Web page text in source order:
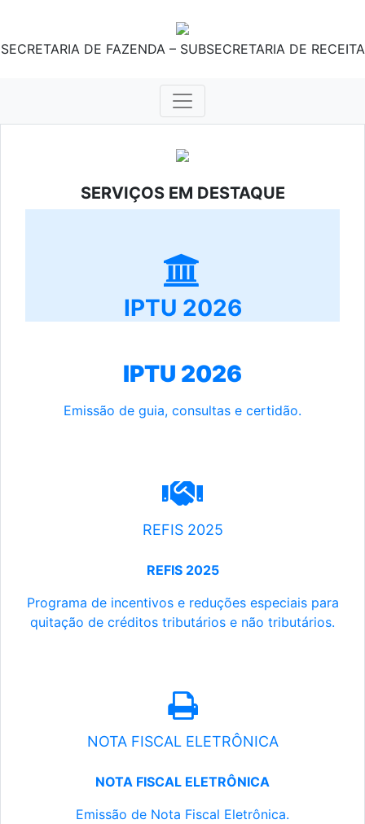
SECRETARIA DE FAZENDA – SUBSECRETARIA DE RECEITA
SERVIÇOS EM DESTAQUE
IPTU 2026
IPTU 2026
Emissão de guia, consultas e certidão.
REFIS 2025
REFIS 2025
Programa de incentivos e reduções especiais para
quitação de créditos tributários e não tributários.
NOTA FISCAL ELETRÔNICA
NOTA FISCAL ELETRÔNICA
Emissão de Nota Fiscal Eletrônica.